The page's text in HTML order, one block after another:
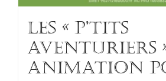
Les « p’tits
aventuriers
Animation